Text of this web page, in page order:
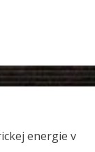
energie v